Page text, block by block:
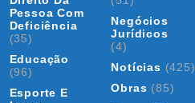
Pessoa Com
Deficiência
(35)
Educação
(96)
Esporte E
Negócios
Jurídicos
(4)
Notícias (425)
Obras (85)